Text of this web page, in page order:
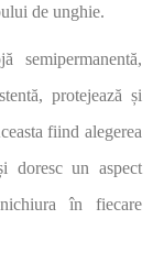
de unghie.
protejează și
fiind alegerea
doresc un aspect
în fiecare